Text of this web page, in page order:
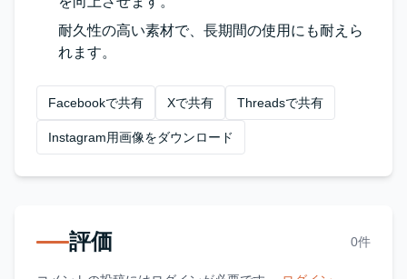
耐久性の高い素材で、長期間の使用にも耐えら
れます。
Facebookで共有 Xで共有 Threadsで共有
Instagram用画像をダウンロード
評価 0件